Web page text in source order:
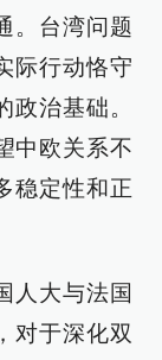
。台湾问题
际行动恪守
治基础。
中欧关系不
稳定性和正
人大与法国
对于深化双